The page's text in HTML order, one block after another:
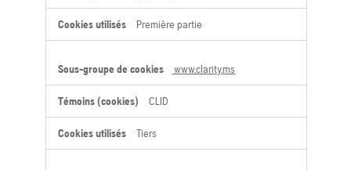
Première partie
www.clarity.ms
CLID
Tiers